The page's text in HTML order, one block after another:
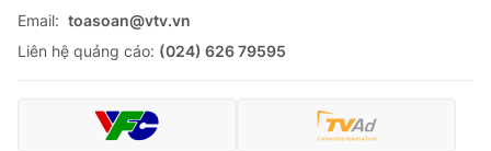
Email: toasoan@vtv.vn
Liên hệ quảng cáo: (024) 626 79595